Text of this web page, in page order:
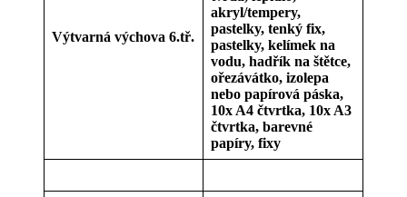
Výtvarná výchova 6.tř.
akryl/tempery,
pastelky, tenký fix,
pastelky, kelímek na
vodu, hadřík na štětce,
ořezávátko, izolepa
nebo papírová páska,
10x A4 čtvrtka, 10x A3
čtvrtka, barevné
papíry, fixy